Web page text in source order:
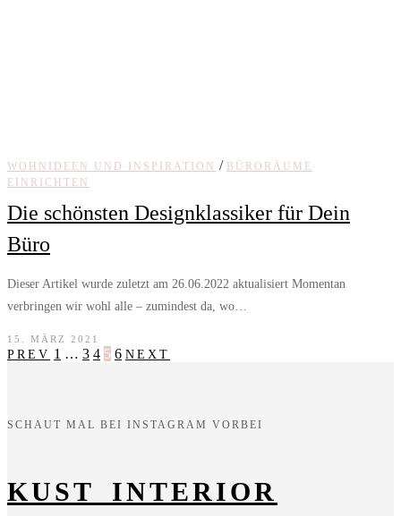
WOHNIDEEN UND INSPIRATION / BÜRORÄUME
EINRICHTEN
Die schönsten Designklassiker für Dein
Büro
Dieser Artikel wurde zuletzt am 26.06.2022 aktualisiert Momentan
verbringen wir wohl alle – zumindest da, wo…
15. MÄRZ 2021
PREV 1 … 3 4 5 6 NEXT
SCHAUT MAL BEI INSTAGRAM VORBEI
KUST_INTERIOR